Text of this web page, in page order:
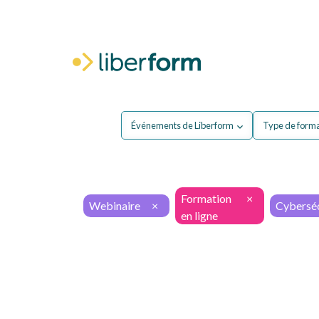
Événements de Liberform Type de
Webinaire ×
Formation
en ligne
×